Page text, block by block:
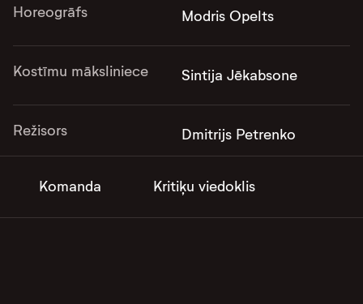
Komanda Kritiķu viedoklis
Horeogrāfs Modris Opelts
Kostīmu māksliniece Sintija Jēkabsone
Režisors Dmitrijs Petrenko
Gaismu mākslinieks Mārtiņš Feldmanis